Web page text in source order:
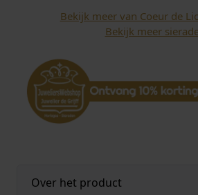
C
o
i
e
/
Bekijk meer van Coeur de
Bekijk meer
Over het product